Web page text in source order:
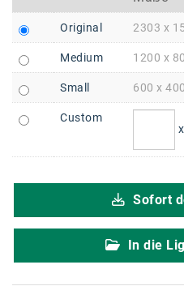
BRP-Rotax
Bundesdenkmalamt
Calle Libre
DDB Wien
Enkeltaugliches Österreich
GYNIAL
Original 2303 x
Medium 1200 x
Small 600 x 400
Custom
x
Sofort
In die